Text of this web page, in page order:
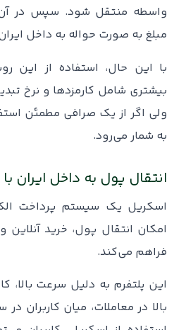
واسطه منتقل شود. سپس در
مبلغ به صورت حواله به داخل
با این حال، استفاده از
بیشتری شامل کارمزدها و نرخ
ولی اگر از یک صرافی مطمئن
به شمار می‌رود.
انتقال پول به داخل ایران
اسکریل یک سیستم پرداخت
امکان انتقال پول، خرید
فراهم می‌کند.
این پلتفرم به دلیل سرعت بالا،
بالا در معاملات، میان کاربران